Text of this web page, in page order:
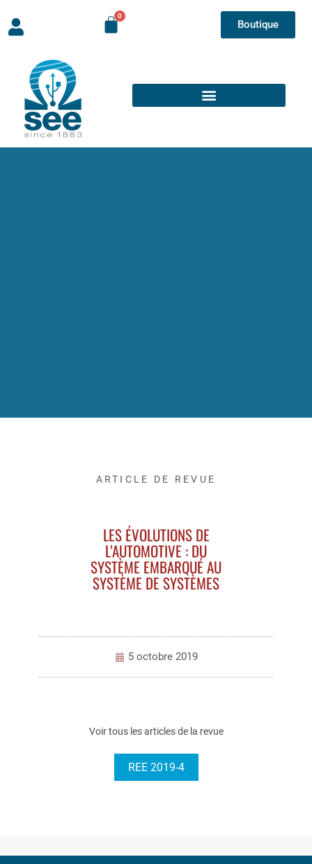
Boutique
ARTICLE DE REVUE
LES ÉVOLUTIONS DE
L’AUTOMOTIVE : DU
SYSTÈME EMBARQUÉ AU
SYSTÈME DE SYSTÈMES
5 octobre 2019
Voir tous les articles de la revue
REE 2019-4